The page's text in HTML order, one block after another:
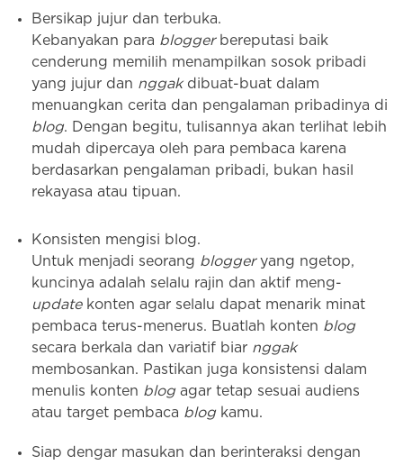
Bersikap jujur dan terbuka.
Kebanyakan para bloggerbereputasi baik
cenderung memilih menampilkan sosok pribadi
yang jujur dan nggakdibuat-buat dalam
menuangkan cerita dan pengalaman pribadinya di
blog. Dengan begitu, tulisannya akan terlihat lebih
mudah dipercaya oleh para pembaca karena
berdasarkan pengalaman pribadi, bukan hasil
rekayasa atau tipuan.
Konsisten mengisi blog.
Untuk menjadi seorang bloggeryang ngetop,
kuncinya adalah selalu rajin dan aktif meng-
updatekonten agar selalu dapat menarik minat
pembaca terus-menerus. Buatlah konten blog
secara berkala dan variatif biar nggak
membosankan. Pastikan juga konsistensi dalam
menulis konten blogagar tetap sesuai audiens
atau target pembaca blogkamu.
Siap dengar masukan dan berinteraksi dengan